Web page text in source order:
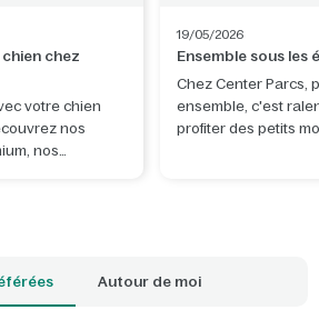
chez
votre chien
nos
nos
19/05/2026
Ensemble sous les
Chez Center Parcs,
ensemble, c'est
profiter des petits
votre salon ou votre
Autour de moi